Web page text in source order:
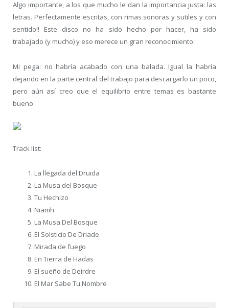
Algo importante, a los que mucho le dan la importancia justa: las
letras. Perfectamente escritas, con rimas sonoras y sutiles y con
sentido!! Este disco no ha sido hecho por hacer, ha sido
trabajado (y mucho) y eso merece un gran reconocimiento.
Mi pega: no habría acabado con una balada. Igual la habría
dejando en la parte central del trabajo para descargarlo un poco,
pero aún así creo que el equilibrio entre temas es bastante
bueno.
Track list:
La llegada del Druida
La Musa del Bosque
Tu Hechizo
Niamh
La Musa Del Bosque
El Solsticio De Driade
Mirada de fuego
En Tierra de Hadas
El sueño de Deirdre
El Mar Sabe Tu Nombre